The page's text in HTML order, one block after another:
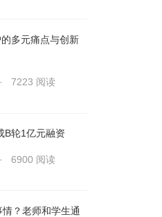
多元痛点与创新
7223 阅读
B轮1亿元融资
6900 阅读
？老师和学生通